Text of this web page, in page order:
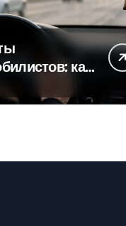
как
поломок и